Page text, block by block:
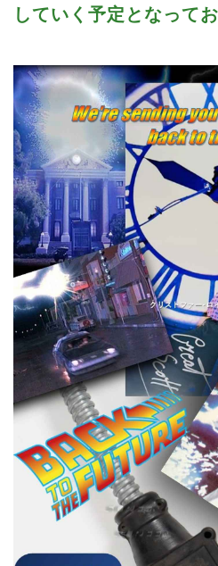
していく予定となってお